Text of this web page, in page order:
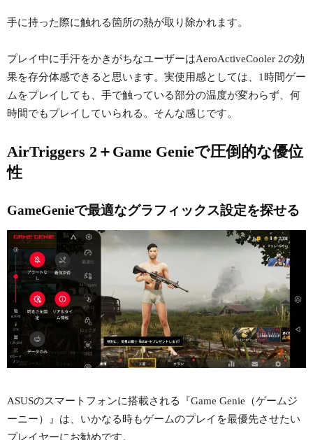
手に持った際に触れる箇所の熱が取り除かれます。
プレイ中に手汗をかきがちなユーザーはAeroActiveCooler 2の効
果を存分体感できると思います。実使用感としては、1時間ゲー
ムをプレイしても、手で触っている部分の温度が変わらず、何
時間でもプレイしていられる。そんな感じです。
AirTriggers 2＋Game Genieで圧倒的な優位
性
GameGenieで最適なグラフィックス設定を探せる
ASUSのスマートフォンに搭載される『Game Genie（ゲームジ
ーニー）』は、いかなる時もゲームのプレイを最優先させたい
プレイヤーにお勧めです。